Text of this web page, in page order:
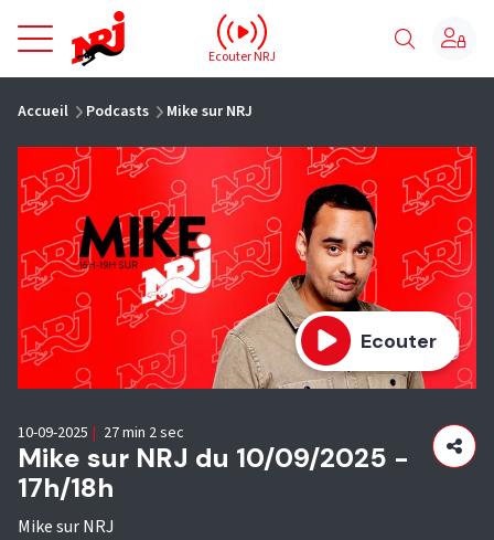
NRJ - Accueil
Ecouter NRJ
Accueil Podcasts Mike sur NRJ
Ecouter
Mike sur NRJ du 10/09/2025 -
17h/18h
Mike sur NRJ
10-09-2025 | 27 min 2 sec